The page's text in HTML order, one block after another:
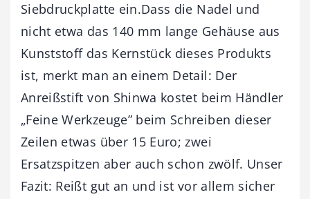
Siebdruckplatte ein.Dass die Nadel und
nicht etwa das 140 mm lange Gehäuse aus
Kunststoff das Kernstück dieses Produkts
ist, merkt man an einem Detail: Der
Anreißstift von Shinwa kostet beim Händler
„Feine Werkzeuge” beim Schreiben dieser
Zeilen etwas über 15 Euro; zwei
Ersatzspitzen aber auch schon zwölf. Unser
Fazit: Reißt gut an und ist vor allem sicher